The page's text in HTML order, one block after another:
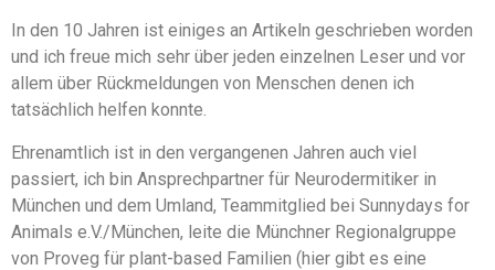
In den 10 Jahren ist einiges an Artikeln geschrieben worden
und ich freue mich sehr über jeden einzelnen Leser und vor
allem über Rückmeldungen von Menschen denen ich
tatsächlich helfen konnte.
Ehrenamtlich ist in den vergangenen Jahren auch viel
passiert, ich bin Ansprechpartner für Neurodermitiker in
München und dem Umland, Teammitglied bei Sunnydays for
Animals e.V./München, leite die Münchner Regionalgruppe
von Proveg für plant-based Familien (hier gibt es eine